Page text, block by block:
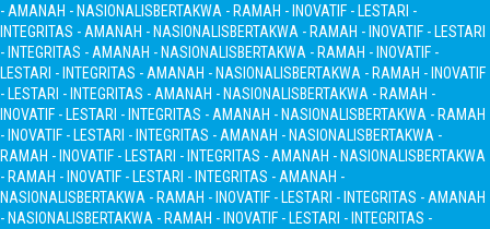
- AMANAH - NASIONALISBERTAKWA - RAMAH - INOVATIF - LESTARI -
INTEGRITAS - AMANAH - NASIONALISBERTAKWA - RAMAH - INOVATIF - LESTARI
- INTEGRITAS - AMANAH - NASIONALISBERTAKWA - RAMAH - INOVATIF -
LESTARI - INTEGRITAS - AMANAH - NASIONALISBERTAKWA - RAMAH - INOVATIF
- LESTARI - INTEGRITAS - AMANAH - NASIONALISBERTAKWA - RAMAH -
INOVATIF - LESTARI - INTEGRITAS - AMANAH - NASIONALISBERTAKWA - RAMAH
- INOVATIF - LESTARI - INTEGRITAS - AMANAH - NASIONALISBERTAKWA -
RAMAH - INOVATIF - LESTARI - INTEGRITAS - AMANAH - NASIONALISBERTAKWA
- RAMAH - INOVATIF - LESTARI - INTEGRITAS - AMANAH -
NASIONALISBERTAKWA - RAMAH - INOVATIF - LESTARI - INTEGRITAS - AMANAH
- NASIONALISBERTAKWA - RAMAH - INOVATIF - LESTARI - INTEGRITAS -